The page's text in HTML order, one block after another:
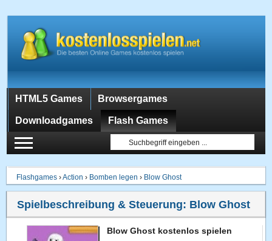
HTML5 Games Browsergames
Downloadgames Flash Games
Flashgames ›Action › Bomben legen › Blow Ghost
Spielbeschreibung & Steuerung: Blow Ghost
Blow Ghost kostenlos spielen